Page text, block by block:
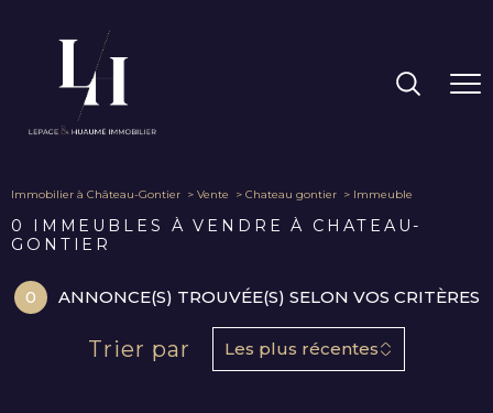
Immobilier à Château-Gontier Vente Chateau gontier Immeuble
0
IMMEUBLES À VENDRE À CHATEAU-
GONTIER
0 ANNONCE(S) TROUVÉE(S) SELON VOS CRITÈRES
Trier par Les plus récentes